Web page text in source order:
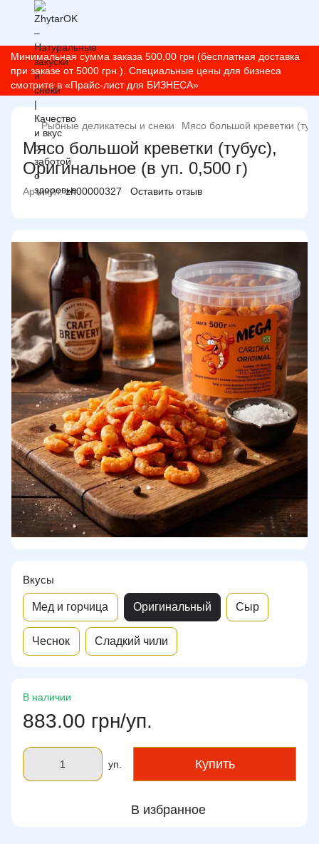
Минимальная сумма заказа 500,00 грн (бесплатная доставка
при заказе от 5000 грн.). Специальные цены для бизнеса
смотрите в «Прайс-лист для БИЗНЕСА»
Рыбные деликатесы и снеки Мясо большой креветки
Мясо большой креветки (тубус),
Оригинальное (в уп. 0,500 г)
Артикул:zh00000327 Оставить отзыв
Вкусы
Мед и горчица Оригинальный Сыр
Чеснок Сладкий чили
В наличии
883.00 грн/уп.
уп. Купить
В избранное